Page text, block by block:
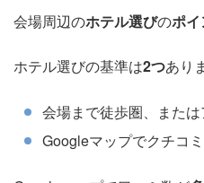
会場周辺のホテル選びのポイ
ホテル選びの基準は2つあり
会場まで徒歩圏、また
Googleマップでクチコ